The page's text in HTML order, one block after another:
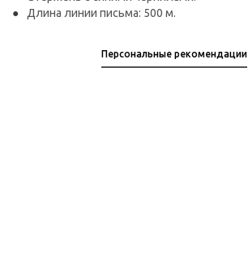
Длина линии письма: 500 м.
Персональные рекомендации